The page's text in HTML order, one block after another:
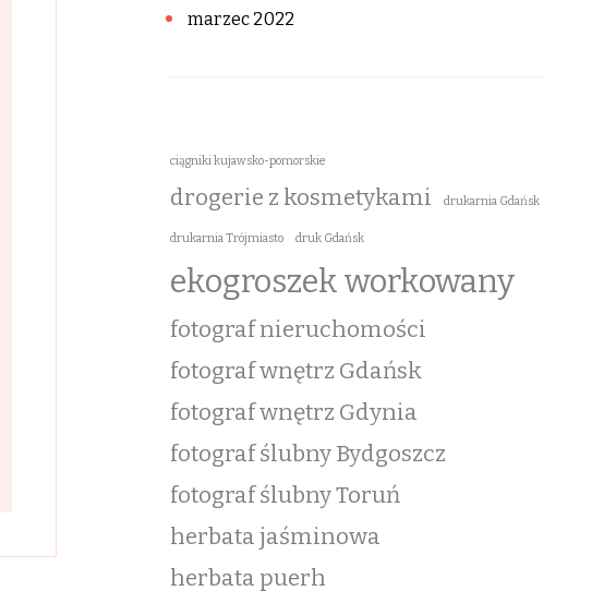
marzec 2022
ciągniki kujawsko-pomorskie
drogerie z kosmetykami drukarnia Gdańsk
drukarnia Trójmiasto druk Gdańsk
ekogroszek workowany
fotograf nieruchomości
fotograf wnętrz Gdańsk
fotograf wnętrz Gdynia
fotograf ślubny Bydgoszcz
fotograf ślubny Toruń
herbata jaśminowa
herbata puerh